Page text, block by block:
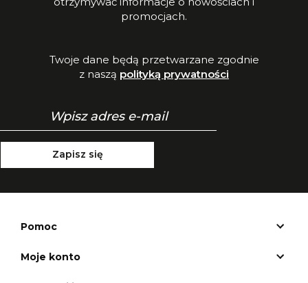
promocjach.
Twoje dane będą przetwarzane zgodnie
z naszą polityką prywatności
Zapisz się
Pomoc
Moje konto